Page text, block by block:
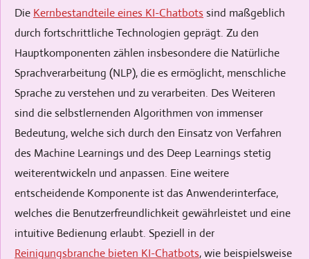
Die Kernbestandteile eines KI-Chatbots sind maßgeblich
durch fortschrittliche Technologien geprägt. Zu den
Hauptkomponenten zählen insbesondere die Natürliche
Sprachverarbeitung (NLP), die es ermöglicht, menschliche
Sprache zu verstehen und zu verarbeiten. Des Weiteren
sind die selbstlernenden Algorithmen von immenser
Bedeutung, welche sich durch den Einsatz von Verfahren
des Machine Learnings und des Deep Learnings stetig
weiterentwickeln und anpassen. Eine weitere
entscheidende Komponente ist das Anwenderinterface,
welches die Benutzerfreundlichkeit gewährleistet und eine
intuitive Bedienung erlaubt. Speziell in der
Reinigungsbranche bieten KI-Chatbots, wie beispielsweise